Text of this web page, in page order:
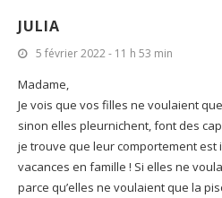
JULIA
5 février 2022 - 11 h 53 min
Madame,
Je vois que vos filles ne voulaient
sinon elles pleurnichent, font des
je trouve que leur comportement est
vacances en famille ! Si elles ne
parce qu’elles ne voulaient que la